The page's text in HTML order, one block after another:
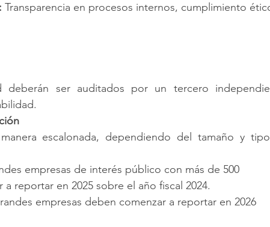
Transparencia en procesos internos, cumplimiento
deberán ser auditados por un tercero
escalonada, dependiendo del tamaño y
empresas de interés público con más de 500
reportar en 2025 sobre el año fiscal 2024.
empresas deben comenzar a reportar en 2026